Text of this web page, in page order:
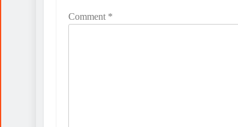
Comment *